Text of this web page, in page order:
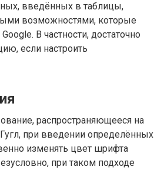
введённых в таблицы,
возможностями, которые
В частности, достаточно
если настроить
распространяющееся на
при введении определённых
изменять цвет шрифта
при таком подходе